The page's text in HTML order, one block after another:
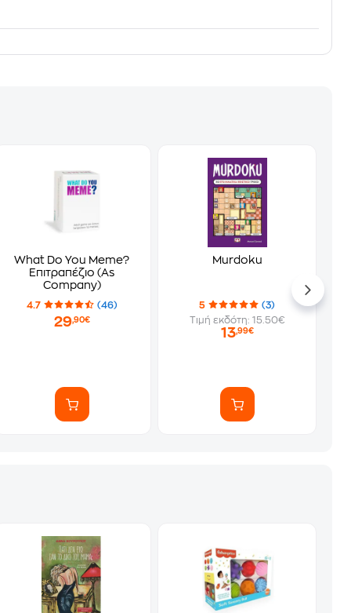
What Do You Meme?
Επιτραπέζιο (As
Company)
4.7 (46)
29,90€
Murdoku
5
(3)
Τιμή εκδότη: 15.50€
13,99€